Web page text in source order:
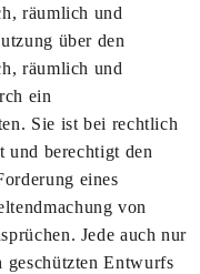
räumlich und
über den
räumlich und
ein
Sie ist bei rechtlich
und berechtigt den
eines
von
Jede auch nur
geschützten Entwurfs